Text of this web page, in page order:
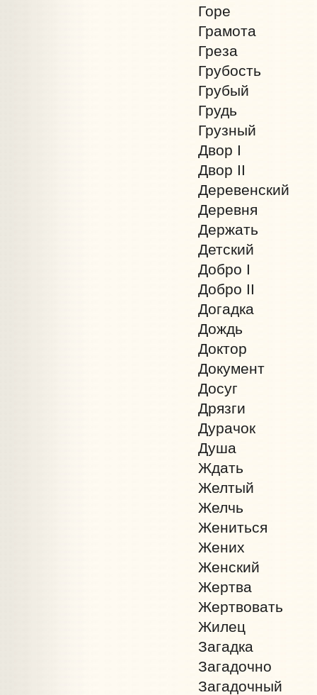
Горе
Грамота
Греза
Грубость
Грубый
Грудь
Грузный
Двор I
Двор II
Деревенский
Деревня
Держать
Детский
Добро I
Добро II
Догадка
Дождь
Доктор
Документ
Досуг
Дрязги
Дурачок
Душа
Ждать
Желтый
Желчь
Жениться
Жених
Женский
Жертва
Жертвовать
Жилец
Загадка
Загадочно
Загадочный